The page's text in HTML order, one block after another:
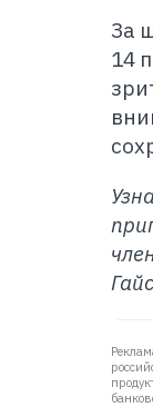
За
14